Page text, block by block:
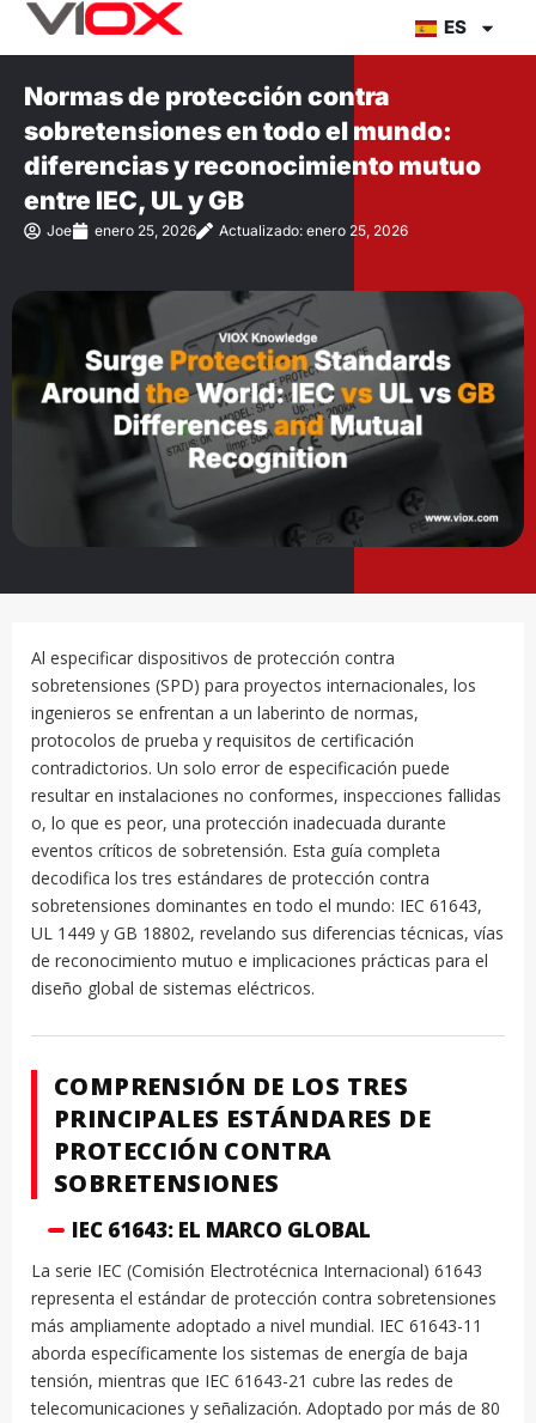
ES
Normas de protección contra
sobretensiones en todo el mundo:
diferencias y reconocimiento mutuo
entre IEC, UL y GB
Joe enero 25, 2026 Actualizado: enero 25, 2026
Al especificar dispositivos de protección contra
sobretensiones (SPD) para proyectos internacionales, los
ingenieros se enfrentan a un laberinto de normas,
protocolos de prueba y requisitos de certificación
contradictorios. Un solo error de especificación puede
resultar en instalaciones no conformes, inspecciones fallidas
o, lo que es peor, una protección inadecuada durante
eventos críticos de sobretensión. Esta guía completa
decodifica los tres estándares de protección contra
sobretensiones dominantes en todo el mundo: IEC 61643,
UL 1449 y GB 18802, revelando sus diferencias técnicas, vías
de reconocimiento mutuo e implicaciones prácticas para el
diseño global de sistemas eléctricos.
COMPRENSIÓN DE LOS TRES
PRINCIPALES ESTÁNDARES DE
PROTECCIÓN CONTRA
SOBRETENSIONES
IEC 61643: EL MARCO GLOBAL
La serie IEC (Comisión Electrotécnica Internacional) 61643
representa el estándar de protección contra sobretensiones
más ampliamente adoptado a nivel mundial. IEC 61643-11
aborda específicamente los sistemas de energía de baja
tensión, mientras que IEC 61643-21 cubre las redes de
telecomunicaciones y señalización. Adoptado por más de 80